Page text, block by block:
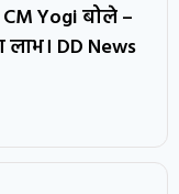
Yogi बोले –
DD News